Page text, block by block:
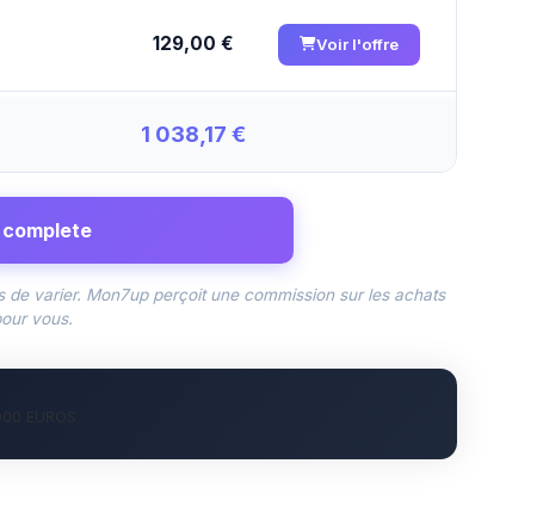
129,00 € Voir l'offre
1 038,17 €
varier. Mon7up perçoit une commission sur les achats
vous.